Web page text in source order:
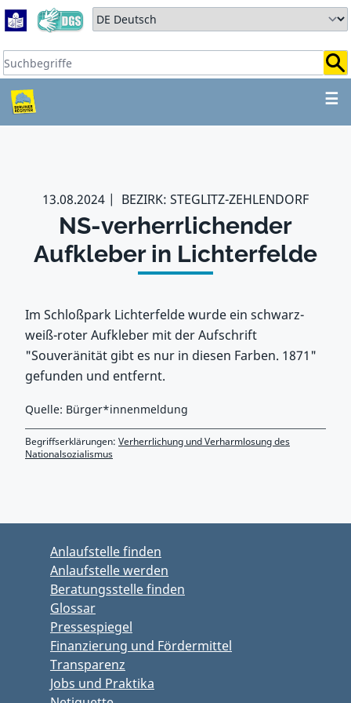
Zum Hauptbereich springen
Zum Hauptmenü springen
Sprache auswählen:
Suchbegriffe:
☰
ZUM HAUPTBEREICH
13.08.2024 BEZIRK: STEGLITZ-ZEHLENDORF
NS-verherrlichender
Aufkleber in Lichterfelde
Im Schloßpark Lichterfelde wurde ein schwarz-
weiß-roter Aufkleber mit der Aufschrift
"Souveränität gibt es nur in diesen Farben. 1871"
gefunden und entfernt.
Quelle: Bürger*innenmeldung
Begriffserklärungen: Verherrlichung und Verharmlosung des
Nationalsozialismus
Anlaufstelle finden
Anlaufstelle werden
Beratungsstelle finden
Glossar
Pressespiegel
Finanzierung und Fördermittel
Transparenz
Jobs und Praktika